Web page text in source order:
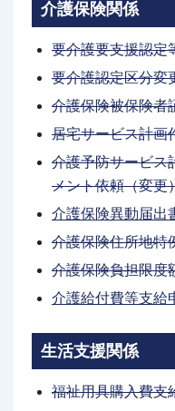
介護保険関係
要介護要支援認定
要介護認定区分変
介護保険被保険者
居宅サービス計画
介護予防サービス
メント依頼（変更
介護保険異動届出
介護保険住所地特
介護保険負担限度
介護給付費等支給
生活支援関係
福祉用具購入費支